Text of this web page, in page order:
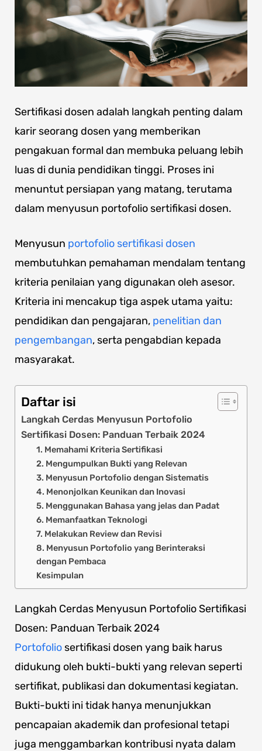
Sertifikasi dosen adalah langkah penting dalam
karir seorang dosen yang memberikan
pengakuan formal dan membuka peluang lebih
luas di dunia pendidikan tinggi. Proses ini
menuntut persiapan yang matang, terutama
dalam menyusun portofolio sertifikasi dosen.
Menyusun portofolio sertifikasi dosen
membutuhkan pemahaman mendalam tentang
kriteria penilaian yang digunakan oleh asesor.
Kriteria ini mencakup tiga aspek utama yaitu:
pendidikan dan pengajaran, penelitian dan
pengembangan, serta pengabdian kepada
masyarakat.
Daftar isi
Langkah Cerdas Menyusun Portofolio
Sertifikasi Dosen: Panduan Terbaik 2024
1. Memahami Kriteria Sertifikasi
2. Mengumpulkan Bukti yang Relevan
3. Menyusun Portofolio dengan Sistematis
4. Menonjolkan Keunikan dan Inovasi
5. Menggunakan Bahasa yang jelas dan Padat
6. Memanfaatkan Teknologi
7. Melakukan Review dan Revisi
8. Menyusun Portofolio yang Berinteraksi
dengan Pembaca
Kesimpulan
Langkah Cerdas Menyusun Portofolio Sertifikasi
Dosen: Panduan Terbaik 2024
Portofolio sertifikasi dosen yang baik harus
didukung oleh bukti-bukti yang relevan seperti
sertifikat, publikasi dan dokumentasi kegiatan.
Bukti-bukti ini tidak hanya menunjukkan
pencapaian akademik dan profesional tetapi
juga menggambarkan kontribusi nyata dalam